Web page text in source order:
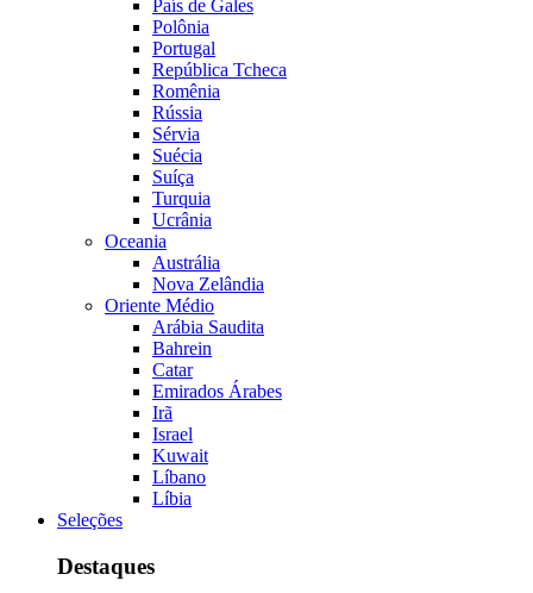
País de Gales
Polônia
Portugal
República Tcheca
Romênia
Rússia
Sérvia
Suécia
Suíça
Turquia
Ucrânia
Oceania
Austrália
Nova Zelândia
Oriente Médio
Arábia Saudita
Bahrein
Catar
Emirados Árabes
Irã
Israel
Kuwait
Líbano
Líbia
Seleções
Destaques